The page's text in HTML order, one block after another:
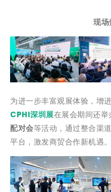
现场
为进一步丰富观展体验，增
CPHI深圳展在展会期间还举
配对会等活动，通过整合渠
平台，激发商贸合作新机遇。